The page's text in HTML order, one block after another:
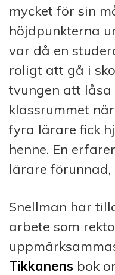
mycket för sin
höjdpunkterna
var då en
roligt att gå i
tvungen att låsa
klassrummet
fyra lärare fick
henne. En
lärare förunnad,
Snellman har
arbete som
Tikkanens bok